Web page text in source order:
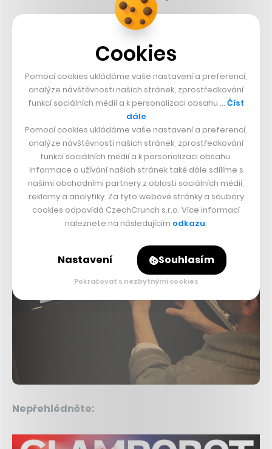
Nepřehlédněte:
Cookies
Pomocí cookies ukládáme vaše nastavení a preferencí,
analýze návštěvnosti našich stránek, zprostředkování
funkcí sociálních médií a k personalizaci obsahu … Číst
dále
Pomocí cookies ukládáme vaše nastavení a preferencí,
analýze návštěvnosti našich stránek, zprostředkování
funkcí sociálních médií a k personalizaci obsahu.
Informace o užívání našich stránek také dále sdílíme s
našimi obchodními partnery z oblasti sociálních médií,
reklamy a analytiky. Za tyto webové stránky a soubory
cookies odpovídá CzechCrunch s.r.o. Více informací
naleznete na následujícím odkazu.
Nastavení Souhlasím
Pokračovat s nezbytnými cookies